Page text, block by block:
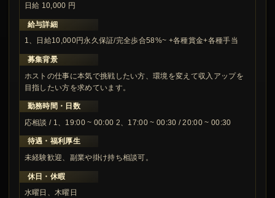
日給 10,000 円
給与詳細
1、日給10,000円永久保証/完全歩合58%~ +各種賞金+各種手当
募集背景
ホストの仕事に本気で挑戦したい方、環境を変えて収入アップを
目指したい方を求めています。
勤務時間・日数
応相談 / 1、19:00 ~ 00:00 2、17:00 ~ 00:30 / 20:00 ~ 00:30
待遇・福利厚生
未経験歓迎、副業や掛け持ち相談可。
休日・休暇
水曜日、木曜日